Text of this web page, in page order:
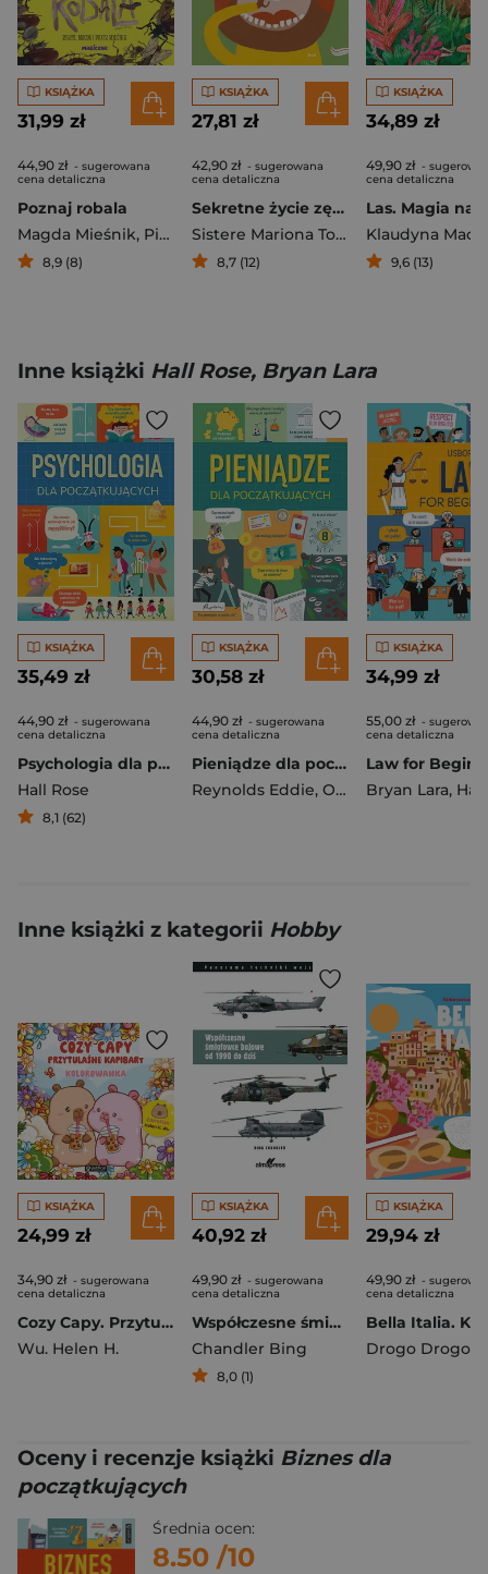
KSIĄŻKA
31,99 zł
44,90 zł - sugerowana
cena detaliczna
Poznaj robala
Magda Mieśnik, Piotr Mieśnik
8,9 (8)
KSIĄŻKA
27,81 zł
42,90 zł - sugerowana
cena detaliczna
Sekretne życie zębów
Sistere Mariona Tolosa
8,7 (12)
KSIĄŻKA
34,89 zł
49,90 zł -
cena detaliczna
Las. Magia
Klaudyna
9,6 (13)
Inne książki Hall Rose, Bryan Lara
KSIĄŻKA
35,49 zł
44,90 zł - sugerowana
cena detaliczna
Psychologia dla początkujących
Hall Rose
8,1 (62)
KSIĄŻKA
30,58 zł
44,90 zł - sugerowana
cena detaliczna
Pieniądze dla początkujących
Reynolds Eddie, Oldham Matthew ,
KSIĄŻKA
34,99 zł
55,00 zł -
cena detaliczna
Bryan Lara, Hall
Inne książki z kategorii Hobby
KSIĄŻKA
24,99 zł
34,90 zł - sugerowana
cena detaliczna
Cozy Capy. Przytulaśne kapibary. Kolorowanka
Wu. Helen H.
KSIĄŻKA
40,92 zł
49,90 zł - sugerowana
cena detaliczna
Współczesne śmigłowce bojowe od 1990 do dziś
Chandler Bing
8,0 (1)
KSIĄŻKA
29,94 zł
49,90 zł -
cena detaliczna
Drogo Drogo
Oceny i recenzje książki Biznes dla
początkujących
Średnia ocen:
8.50 /10